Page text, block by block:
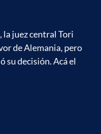
la juez central Tori
de Alemania, pero
su decisión. Acá el